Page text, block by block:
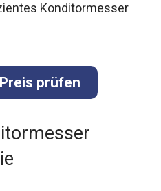
Konditormesser
prüfen